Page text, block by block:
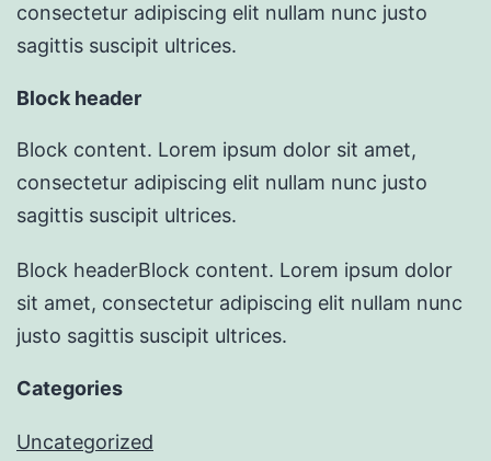
consectetur adipiscing elit nullam nunc justo
sagittis suscipit ultrices.
Block header
Block content. Lorem ipsum dolor sit amet,
consectetur adipiscing elit nullam nunc justo
sagittis suscipit ultrices.
Block headerBlock content. Lorem ipsum dolor
sit amet, consectetur adipiscing elit nullam nunc
justo sagittis suscipit ultrices.
Categories
Uncategorized